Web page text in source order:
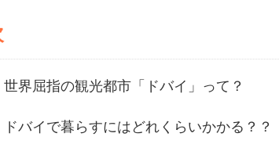
世界屈指の観光都市「ドバイ」って？
ドバイで暮らすにはどれくらいかかる？？